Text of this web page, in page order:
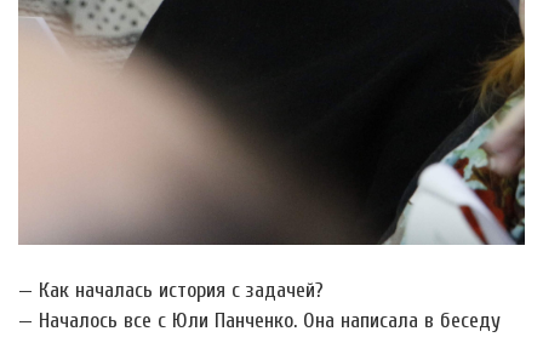
— Как началась история с задачей?
— Началось все с Юли Панченко. Она написала в беседу